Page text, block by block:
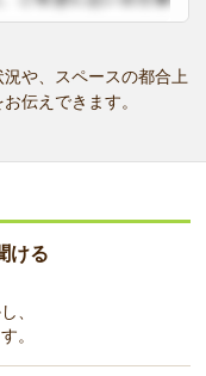
や、スペースの都合上
伝えできます。
ける
、
。